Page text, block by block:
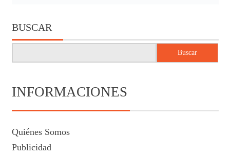
BUSCAR
Buscar
INFORMACIONES
Quiénes Somos
Publicidad